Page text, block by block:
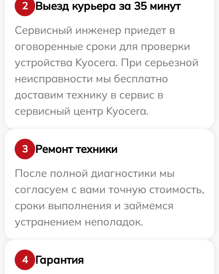
2
Выезд курьера за 35 минут
Сервисный инженер приедет в
оговоренные сроки для проверки
устройства Kyocera. При серьезной
неисправности мы бесплатно
доставим технику в сервис в
сервисный центр Kyocera.
3
Ремонт техники
После полной диагностики мы
согласуем с вами точную стоимость,
сроки выполнения и займемся
устранением неполадок.
4
Гарантия